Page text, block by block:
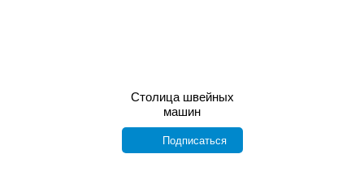
Столица швейных
машин
Подписаться